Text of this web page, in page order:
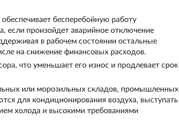
бесперебойную работу
если произойдет аварийное отключение
в рабочем состоянии остальные
на снижение финансовых расходов.
что уменьшает его износ и продлевает срок
или морозильных складов, промышленных
для кондиционирования воздуха, выступать
холода и высокими требованиями